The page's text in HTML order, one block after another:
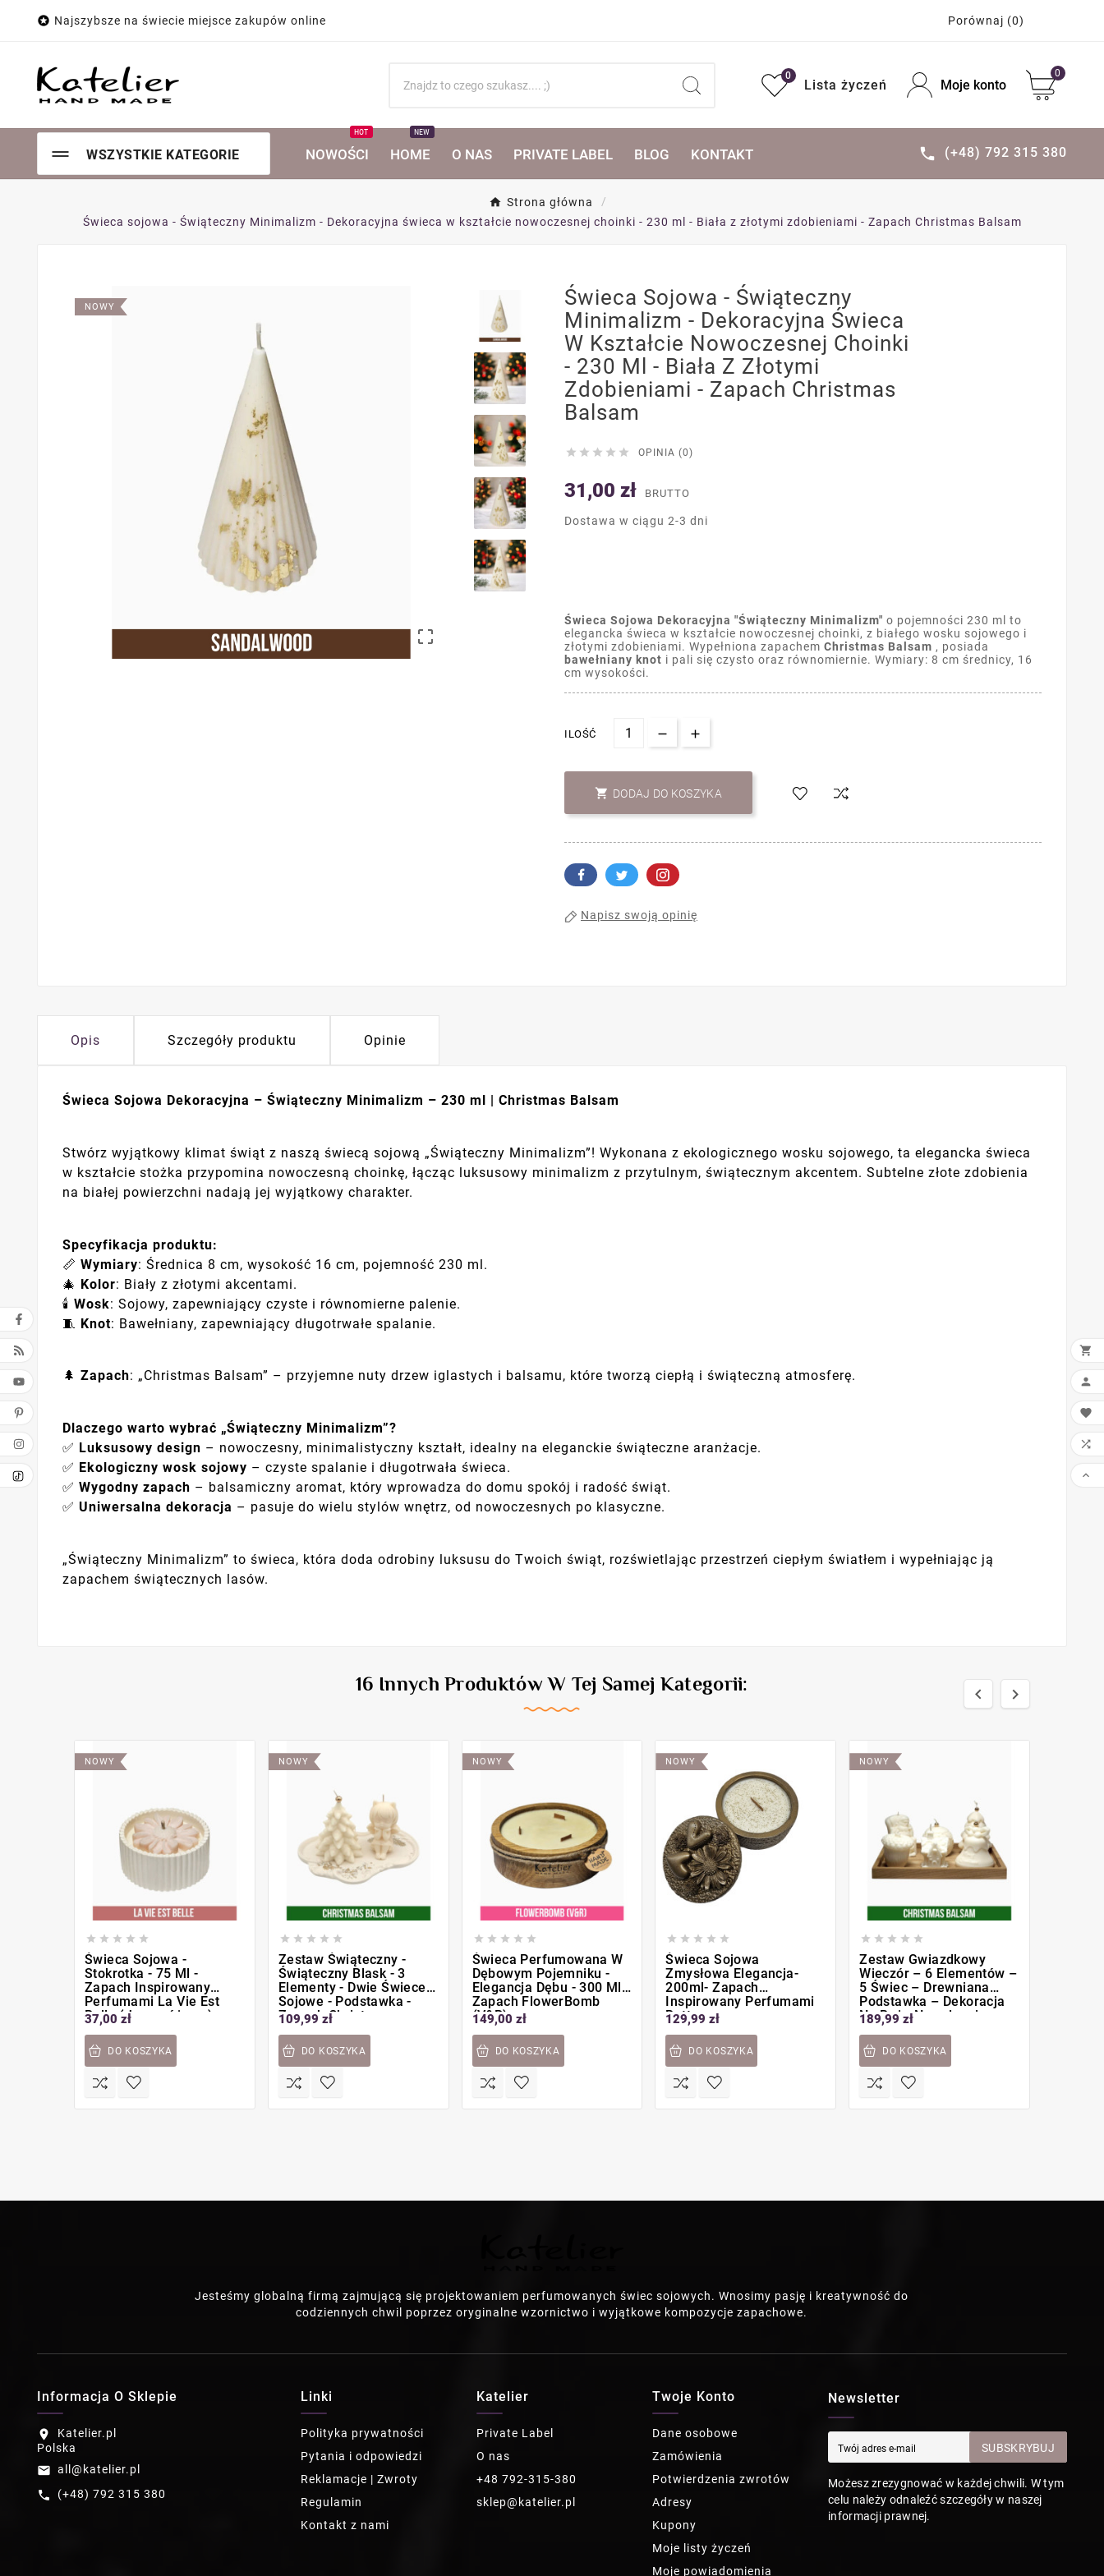
 Najszybsze na świecie miejsce zakupów online Porównaj (0)
Lista życzeń
0
Moje konto
0
WSZYSTKIE KATEGORIE NOWOŚCI
HOT
HOME
NEW
O NAS PRIVATE LABEL BLOG KONTAKT  (+48) 792 315 380
Strona główna
Świeca sojowa - Świąteczny Minimalizm - Dekoracyjna świeca w kształcie nowoczesnej choinki - 230 ml - Biała z złotymi zdobieniami - Zapach Christmas Balsam
NOWY

Świeca Sojowa - Świąteczny
Minimalizm - Dekoracyjna Świeca
W Kształcie Nowoczesnej Choinki
- 230 Ml - Biała Z Złotymi
Zdobieniami - Zapach Christmas
Balsam
     OPINIA (0)
31,00 zł BRUTTO
Dostawa w ciągu 2-3 dni
Świeca Sojowa Dekoracyjna "Świąteczny Minimalizm" o pojemności 230 ml to
elegancka świeca w kształcie nowoczesnej choinki, z białego wosku sojowego i
złotymi zdobieniami. Wypełniona zapachem Christmas Balsam , posiada
bawełniany knot i pali się czysto oraz równomiernie. Wymiary: 8 cm średnicy, 16
cm wysokości.
ILOŚĆ
 DODAJ DO KOSZYKA
Napisz swoją opinię
Opis Szczegóły produktu Opinie
Świeca Sojowa Dekoracyjna – Świąteczny Minimalizm – 230 ml | Christmas Balsam
Stwórz wyjątkowy klimat świąt z naszą świecą sojową „Świąteczny Minimalizm”! Wykonana z ekologicznego wosku sojowego, ta elegancka świeca
w kształcie stożka przypomina nowoczesną choinkę, łącząc luksusowy minimalizm z przytulnym, świątecznym akcentem. Subtelne złote zdobienia
na białej powierzchni nadają jej wyjątkowy charakter.
Specyfikacja produktu:
📏 Wymiary: Średnica 8 cm, wysokość 16 cm, pojemność 230 ml.
🎄 Kolor: Biały z złotymi akcentami.
🕯 Wosk: Sojowy, zapewniający czyste i równomierne palenie.
🧵 Knot: Bawełniany, zapewniający długotrwałe spalanie.
🌲 Zapach: „Christmas Balsam” – przyjemne nuty drzew iglastych i balsamu, które tworzą ciepłą i świąteczną atmosferę.
Dlaczego warto wybrać „Świąteczny Minimalizm”?
✅ Luksusowy design – nowoczesny, minimalistyczny kształt, idealny na eleganckie świąteczne aranżacje.
✅ Ekologiczny wosk sojowy – czyste spalanie i długotrwała świeca.
✅ Wygodny zapach – balsamiczny aromat, który wprowadza do domu spokój i radość świąt.
✅ Uniwersalna dekoracja – pasuje do wielu stylów wnętrz, od nowoczesnych po klasyczne.
„Świąteczny Minimalizm” to świeca, która doda odrobiny luksusu do Twoich świąt, rozświetlając przestrzeń ciepłym światłem i wypełniając ją
zapachem świątecznych lasów.
16 Innych Produktów W Tej Samej Kategorii:  
NOWY
    
Świeca Sojowa -
Stokrotka - 75 Ml -
Zapach Inspirowany
Perfumami La Vie Est
Belle (jasnoróżowa)
37,00 zł
DO KOSZYKA
NOWY
    
Zestaw Świąteczny -
Świąteczny Blask - 3
Elementy - Dwie Świece
Sojowe - Podstawka -
Zapach Christmas
Balsam
109,99 zł
DO KOSZYKA
NOWY
    
Świeca Perfumowana W
Dębowym Pojemniku -
Elegancja Dębu - 300 Ml -
Zapach FlowerBomb
(V&R)
149,00 zł
DO KOSZYKA
NOWY
    
Świeca Sojowa
Zmysłowa Elegancja-
200ml- Zapach
Inspirowany Perfumami
Bottega
129,99 zł
DO KOSZYKA
NOWY
    
Zestaw Gwiazdkowy
Wieczór – 6 Elementów –
5 Świec – Drewniana
Podstawka – Dekoracja
Na Boże Narodzenie –
Zapach Christmas
Balsam
189,99 zł
DO KOSZYKA
Jesteśmy globalną firmą zajmującą się projektowaniem perfumowanych świec sojowych. Wnosimy pasję i kreatywność do
codziennych chwil poprzez oryginalne wzornictwo i wyjątkowe kompozycje zapachowe.
Informacja O Sklepie
location_on
Katelier.pl
Polska
email all@katelier.pl
call (+48) 792 315 380
Linki
Polityka prywatności
Pytania i odpowiedzi
Reklamacje | Zwroty
Regulamin
Kontakt z nami
Katelier
Private Label
O nas
+48 792-315-380
sklep@katelier.pl
Twoje Konto
Dane osobowe
Zamówienia
Potwierdzenia zwrotów
Adresy
Kupony
Moje listy życzeń
Moje powiadomienia
Newsletter
SUBSKRYBUJ
Możesz zrezygnować w każdej chwili. W tym
celu należy odnaleźć szczegóły w naszej
informacji prawnej.




